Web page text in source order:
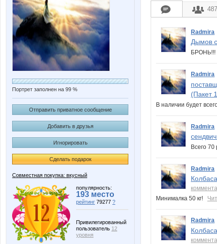
Портрет заполнен на 99 %
Отправить приватное сообщение
Добавить в друзья
Игнорировать
Сделать подарок
Совместная покупка: вкусный
популярность:
193 место
рейтинг 79277 ?
Привилегированный
пользователь 12
уровня
Radmira
Дымов
Radmira
(Пакет
В наличии будет
Radmira
Всего
Radmira
Минималка 50 кг!
Radmira